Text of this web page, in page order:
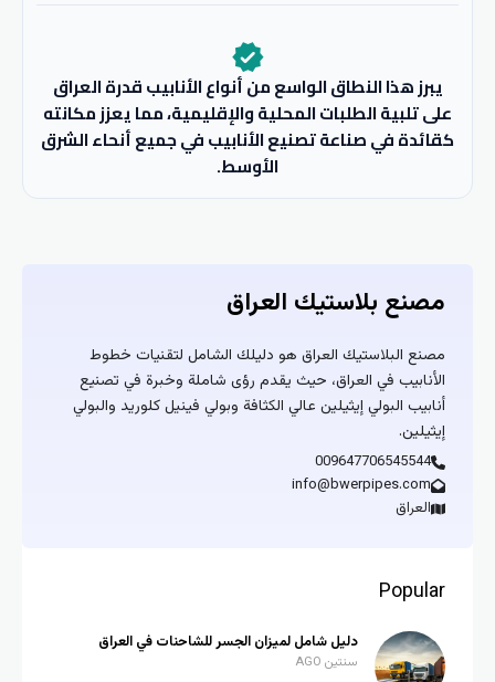
verified
يبرز هذا النطاق الواسع من أنواع الأنابيب قدرة العراق
على تلبية الطلبات المحلية والإقليمية، مما يعزز مكانته
كقائدة في صناعة تصنيع الأنابيب في جميع أنحاء الشرق
الأوسط.
مصنع بلاستيك العراق
مصنع البلاستيك العراق هو دليلك الشامل لتقنيات خطوط
الأنابيب في العراق، حيث يقدم رؤى شاملة وخبرة في تصنيع
أنابيب البولي إيثيلين عالي الكثافة وبولي فينيل كلوريد والبولي
إيثيلين.
009647706545544
info@bwerpipes.com
العراق
Popular
دليل شامل لميزان الجسر للشاحنات في العراق
سنتين AGO